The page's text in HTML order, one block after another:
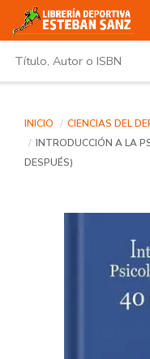
INICIO CIENCIAS DEL
INTRODUCCIÓN A LA
DESPUÉS)